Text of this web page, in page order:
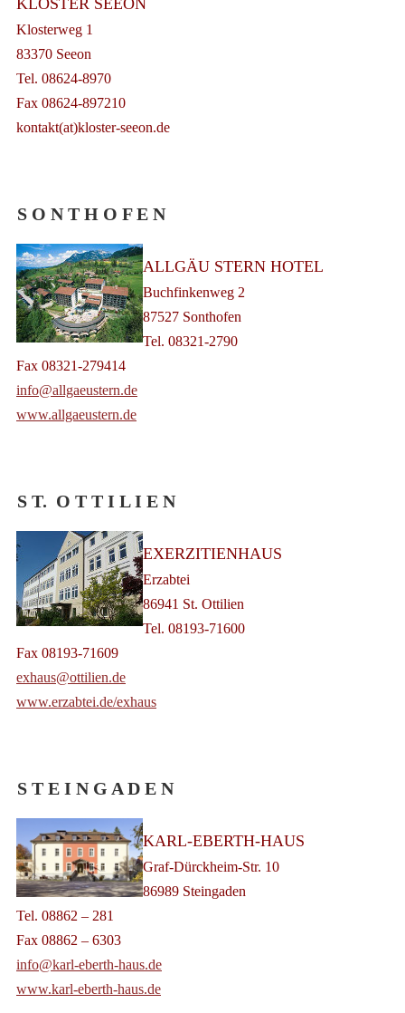
Klosterweg 1
83370 Seeon
Tel. 08624-8970
Fax 08624-897210
kontakt(at)kloster-seeon.de
S O N T H O F E N
ALLGÄU STERN HOTEL
Buchfinkenweg 2
87527 Sonthofen
Tel. 08321-2790
Fax 08321-279414
info@allgaeustern.de
www.allgaeustern.de
S T. O T T I L I E N
EXERZITIENHAUS
Erzabtei
86941 St. Ottilien
Tel. 08193-71600
Fax 08193-71609
exhaus@ottilien.de
www.erzabtei.de/exhaus
S T E I N G A D E N
KARL-EBERTH-HAUS
Graf-Dürckheim-Str. 10
86989 Steingaden
Tel. 08862 – 281
Fax 08862 – 6303
info@karl-eberth-haus.de
www.karl-eberth-haus.de